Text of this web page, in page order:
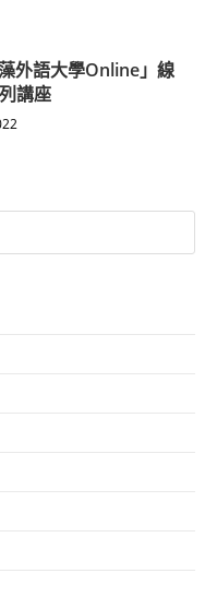
外語大學Online」線
講座